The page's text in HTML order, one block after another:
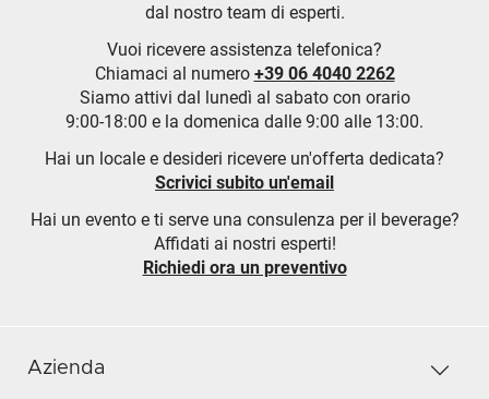
dal nostro team di esperti.
Vuoi ricevere assistenza telefonica?
Chiamaci al numero +39 06 4040 2262
Siamo attivi dal lunedì al sabato con orario
9:00-18:00 e la domenica dalle 9:00 alle 13:00.
Hai un locale e desideri ricevere un'offerta dedicata?
Scrivici subito un'email
Hai un evento e ti serve una consulenza per il beverage?
Affidati ai nostri esperti!
Richiedi ora un preventivo
Azienda